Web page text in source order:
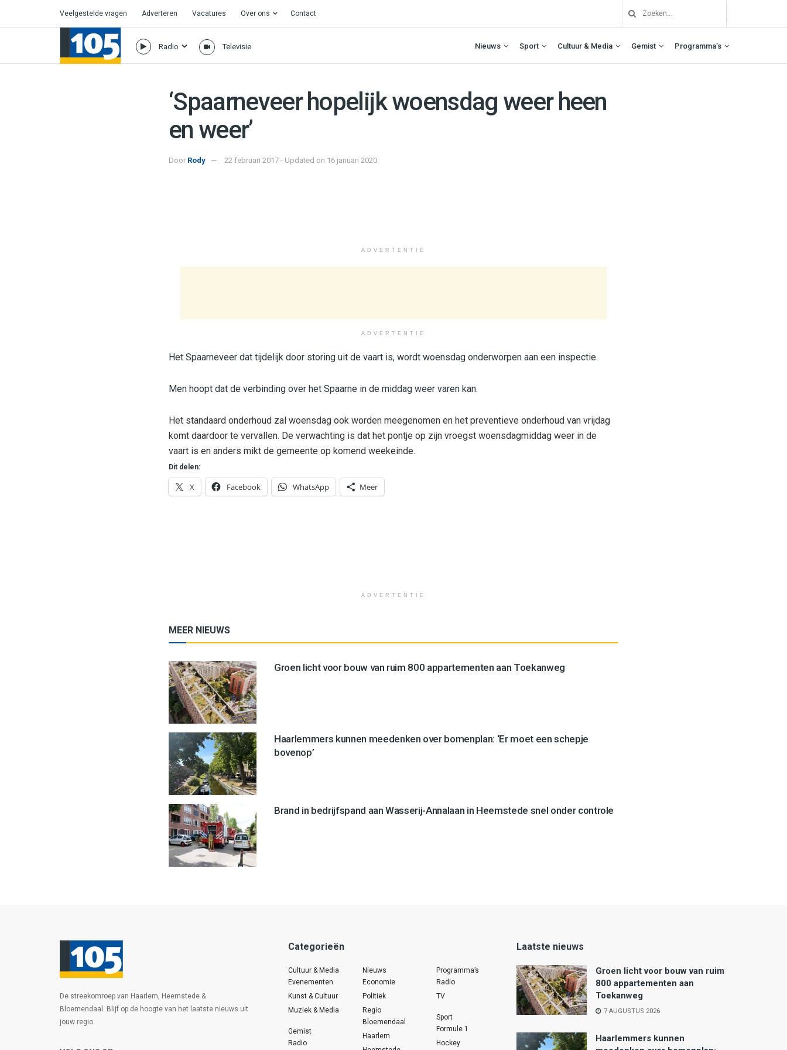
Veelgestelde vragen Adverteren Vacatures Over ons Contact
Radio Televisie Nieuws Sport Cultuur & Media Gemist Programma’s
‘Spaarneveer hopelijk woensdag weer heen
en weer’
Door Rody 22 februari 2017 - Updated on 16 januari 2020
ADVERTENTIE
ADVERTENTIE
Het Spaarneveer dat tijdelijk door storing uit de vaart is, wordt woensdag onderworpen aan een inspectie.
Men hoopt dat de verbinding over het Spaarne in de middag weer varen kan.
Het standaard onderhoud zal woensdag ook worden meegenomen en het preventieve onderhoud van vrijdag
komt daardoor te vervallen. De verwachting is dat het pontje op zijn vroegst woensdagmiddag weer in de
vaart is en anders mikt de gemeente op komend weekeinde.
Dit delen:
X Facebook WhatsApp Meer
ADVERTENTIE
MEER NIEUWS
Groen licht voor bouw van ruim 800 appartementen aan Toekanweg
Haarlemmers kunnen meedenken over bomenplan: ‘Er moet een schepje
bovenop’
Brand in bedrijfspand aan Wasserij-Annalaan in Heemstede snel onder controle
De streekomroep van Haarlem, Heemstede &
Bloemendaal. Blijf op de hoogte van het laatste nieuws uit
jouw regio.
Categorieën
Cultuur & Media
Evenementen
Kunst & Cultuur
Muziek & Media
Gemist
Radio
Nieuws
Economie
Politiek
Regio
Bloemendaal
Haarlem
Programma’s
Radio
TV
Sport
Formule 1
Hockey
Laatste nieuws
Groen licht voor bouw van ruim
800 appartementen aan
Toekanweg
7 AUGUSTUS 2026
Haarlemmers kunnen